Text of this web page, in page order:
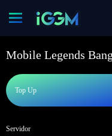
Mobile Legends
Top Up
Servidor